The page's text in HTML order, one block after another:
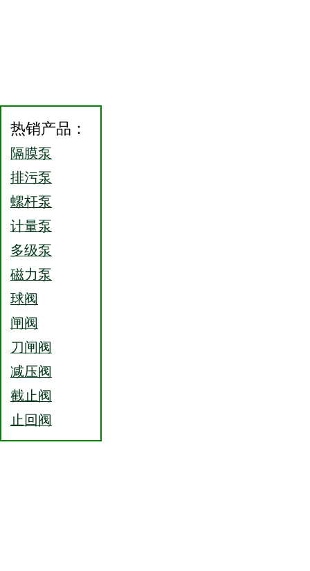
热销产品：
隔膜泵
排污泵
螺杆泵
计量泵
多级泵
磁力泵
球阀
闸阀
刀闸阀
减压阀
截止阀
止回阀